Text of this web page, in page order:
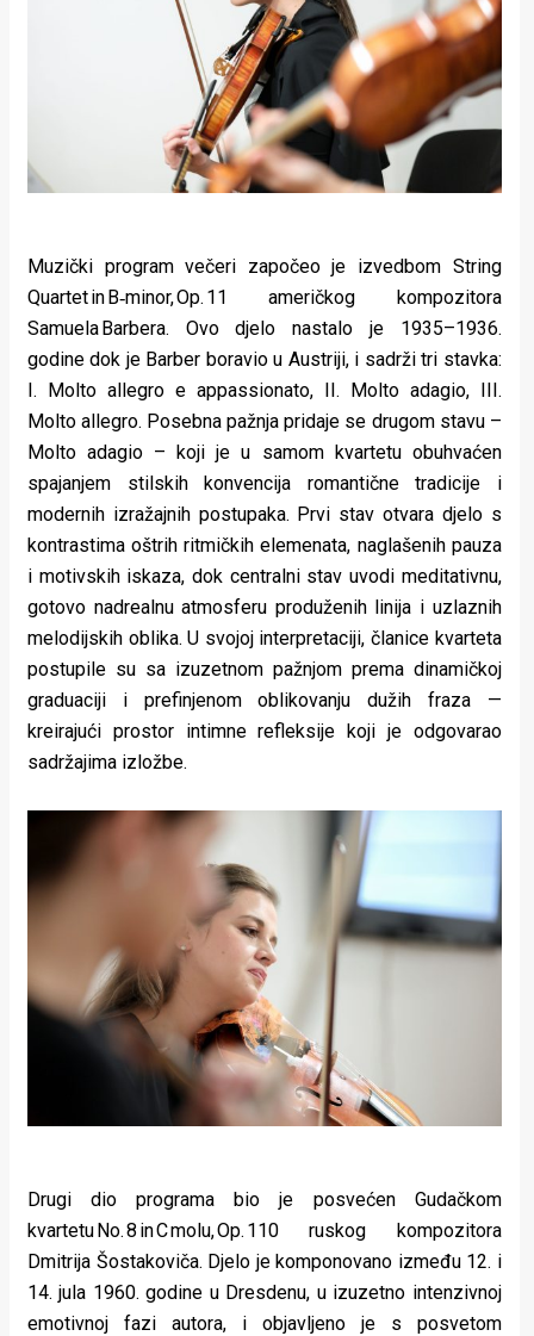
Muzički program večeri započeo je izvedbom String
Quartet in B‑minor, Op. 11 američkog kompozitora
Samuela Barbera. Ovo djelo nastalo je 1935–1936.
godine dok je Barber boravio u Austriji, i sadrži tri stavka:
I. Molto allegro e appassionato, II. Molto adagio, III.
Molto allegro. Posebna pažnja pridaje se drugom stavu –
Molto adagio – koji je u samom kvartetu obuhvaćen
spajanjem stilskih konvencija romantične tradicije i
modernih izražajnih postupaka. Prvi stav otvara djelo s
kontrastima oštrih ritmičkih elemenata, naglašenih pauza
i motivskih iskaza, dok centralni stav uvodi meditativnu,
gotovo nadrealnu atmosferu produženih linija i uzlaznih
melodijskih oblika. U svojoj interpretaciji, članice kvarteta
postupile su sa izuzetnom pažnjom prema dinamičkoj
graduaciji i prefinjenom oblikovanju dužih fraza —
kreirajući prostor intimne refleksije koji je odgovarao
sadržajima izložbe.
Drugi dio programa bio je posvećen Gudačkom
kvartetu No. 8 in C molu, Op. 110 ruskog kompozitora
Dmitrija Šostakoviča. Djelo je komponovano između 12. i
14. jula 1960. godine u Dresdenu, u izuzetno intenzivnoj
emotivnoj fazi autora, i objavljeno je s posvetom